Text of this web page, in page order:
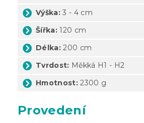
Výška: 3 - 4 cm
Šířka: 120 cm
Délka: 200 cm
Tvrdost: Měkká H1 - H2
Hmotnost: 2300 g
Provedení